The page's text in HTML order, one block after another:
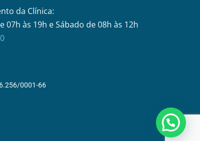
da Clínica:
07h às 19h e Sábado de 08h às 12h
0001-66